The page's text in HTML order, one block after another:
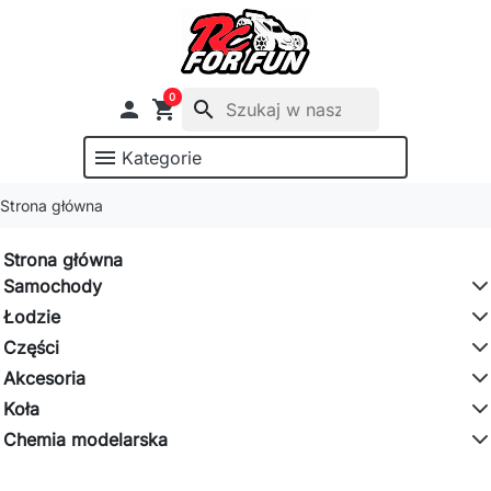
 shopping_cart
0
search
menu Kategorie
Strona główna
Strona główna
Samochody
Łodzie
Części
Akcesoria
Koła
Chemia modelarska